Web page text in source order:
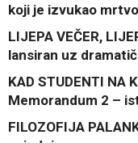
koji je izvukao
LIJEPA VEČER,
lansiran uz
KAD STUDENTI NA
Memorandum 2 –
FILOZOFIJA